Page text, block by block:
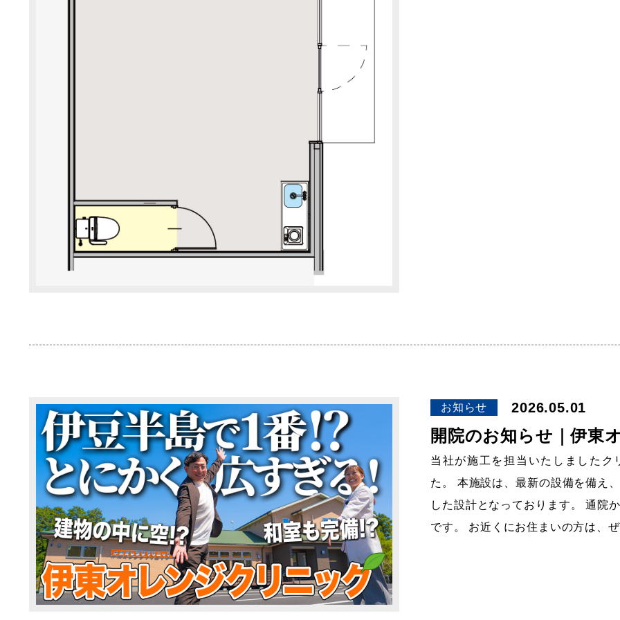
お知らせ 2026.05.01
開院のお知らせ｜伊東
当社が施工を担当いたしました
た。 本施設は、最新の設備を備え
した設計となっております。 通院
です。 お近くにお住まいの方は、